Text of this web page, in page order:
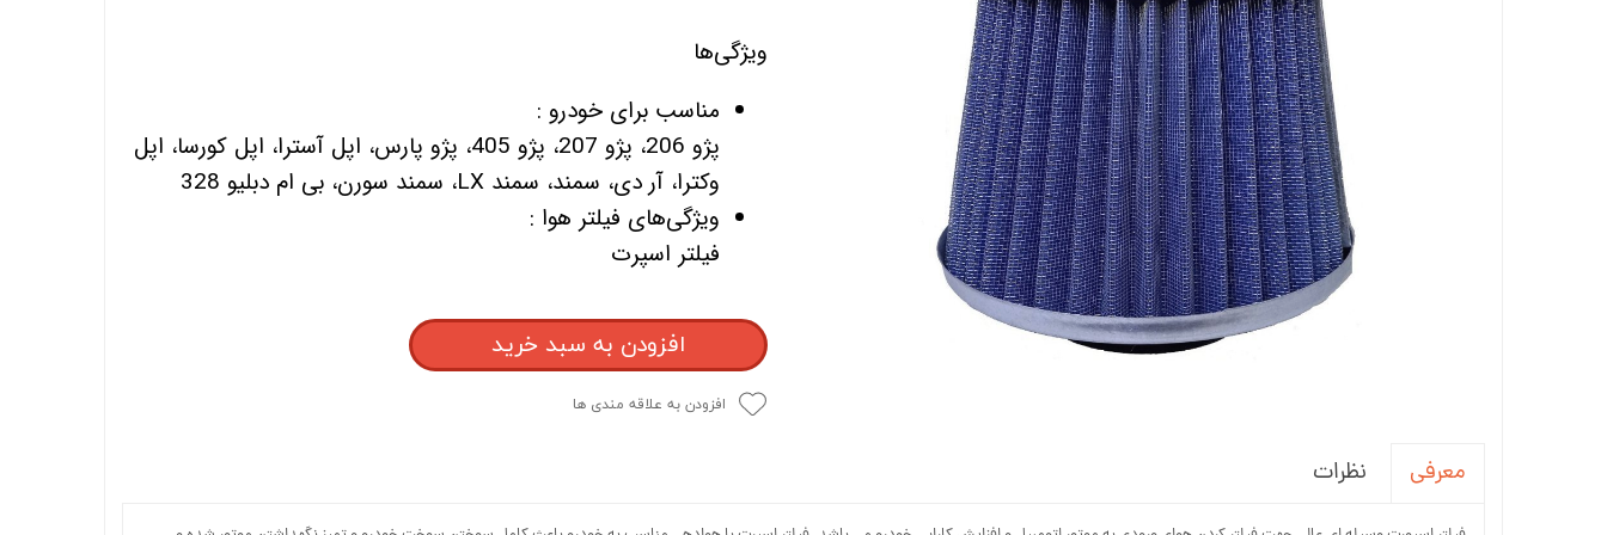
جاسوئیچی ، کاور ریموت خودرو
آینه خودرو
واکس ، پولیش و تمیز کننده خودرو
سردنده و گردگیر
سنسور و دزدگیر و جی پی اس خودرو
سیستم صوتی و تصویری خودرو
ویژگی‌ها
مناسب برای خودرو :
پژو 206، پژو 207، پژو 405، پژو پارس، اپل آسترا، اپل کورسا، اپل
وکترا، آر دی، سمند، سمند LX، سمند سورن، بی ام دبلیو 328
ویژگی‌های فیلتر هوا :
فیلتر اسپرت
افزودن به سبد خرید
افزودن به علاقه مندی ها
معرفی نظرات